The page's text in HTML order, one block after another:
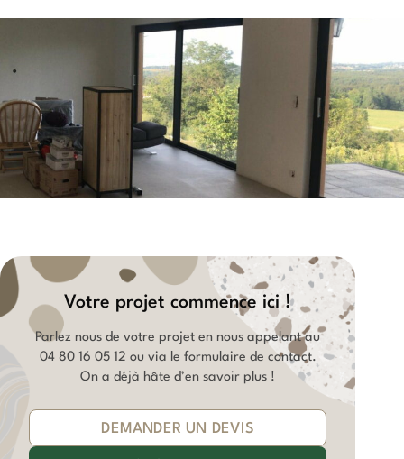
Votre projet commence ici !
Parlez nous de votre projet en nous appelant au
04 80 16 05 12 ou via le formulaire de contact.
On a déjà hâte d’en savoir plus !
DEMANDER UN DEVIS